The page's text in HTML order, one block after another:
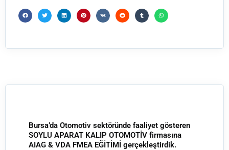
Bursa’da Otomotiv sektöründe faaliyet gösteren
SOYLU APARAT KALIP OTOMOTİV firmasına
AIAG & VDA FMEA EĞİTİMİ gerçekleştirdik.